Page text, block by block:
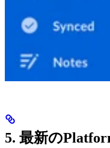
5. 最新の